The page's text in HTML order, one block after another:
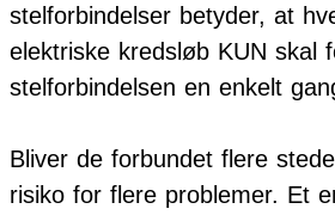
stelforbindelser betyder, at
elektriske kredsløb KUN skal
stelforbindelsen en enkelt
Bliver de forbundet flere
risiko for flere problemer. Et